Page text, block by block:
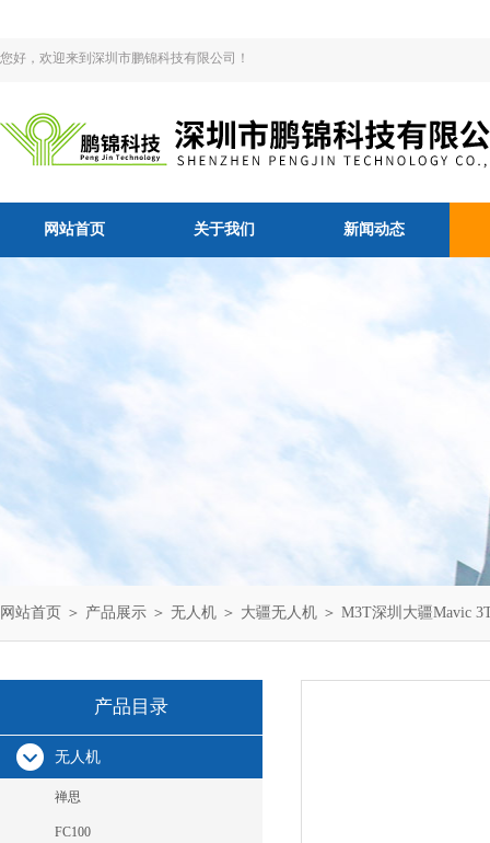
您好，欢迎来到深圳市鹏锦科技有限公司！
网站首页 关于我们 新闻动态
网站首页 ＞ 产品展示 ＞ 无人机 ＞ 大疆无人机 ＞ M3T深圳大疆Mavic
产品目录
无人机
禅思
FC100